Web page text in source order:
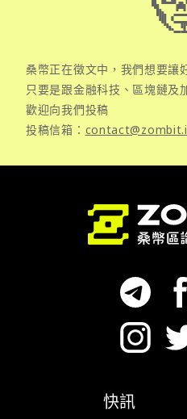
桑幣正在徵文中，我們想要讓
只要是跟金融科技、區塊鏈及
歡迎向我們投稿
投稿信箱：
快訊